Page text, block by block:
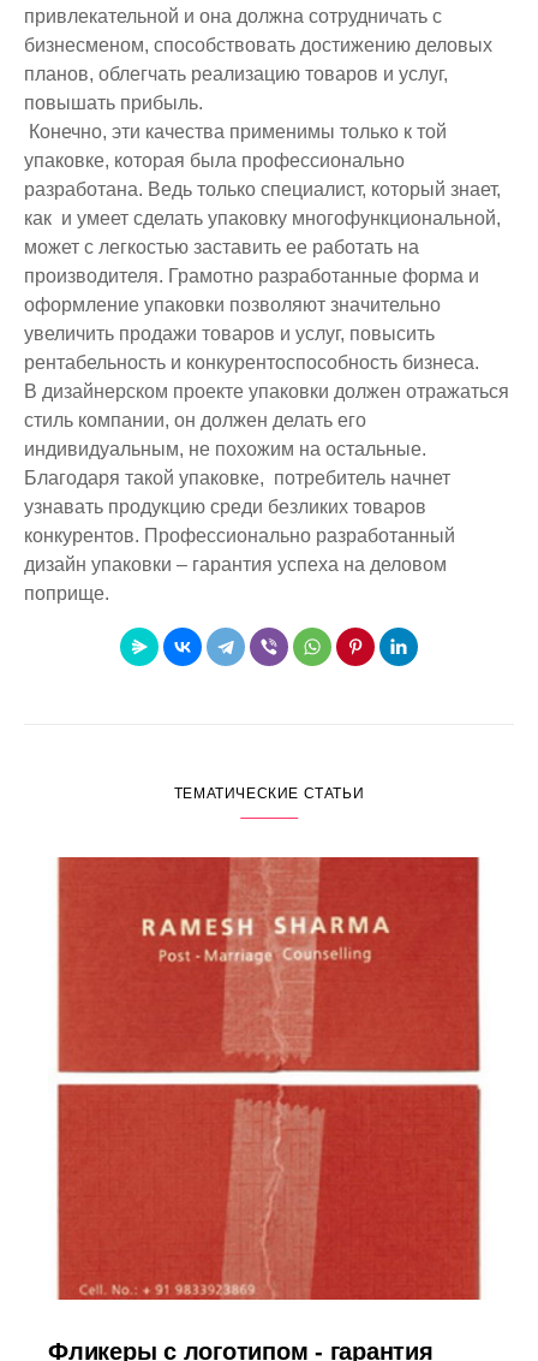
привлекательной и она должна сотрудничать с
бизнесменом, способствовать достижению деловых
планов, облегчать реализацию товаров и услуг,
повышать прибыль.
Конечно, эти качества применимы только к той
упаковке, которая была профессионально
разработана. Ведь только специалист, который знает,
как и умеет сделать упаковку многофункциональной,
может с легкостью заставить ее работать на
производителя. Грамотно разработанные форма и
оформление упаковки позволяют значительно
увеличить продажи товаров и услуг, повысить
рентабельность и конкурентоспособность бизнеса.
В дизайнерском проекте упаковки должен отражаться
стиль компании, он должен делать его
индивидуальным, не похожим на остальные.
Благодаря такой упаковке, потребитель начнет
узнавать продукцию среди безликих товаров
конкурентов. Профессионально разработанный
дизайн упаковки – гарантия успеха на деловом
поприще.
ТЕМАТИЧЕСКИЕ СТАТЬИ
Фликеры с логотипом - гарантия